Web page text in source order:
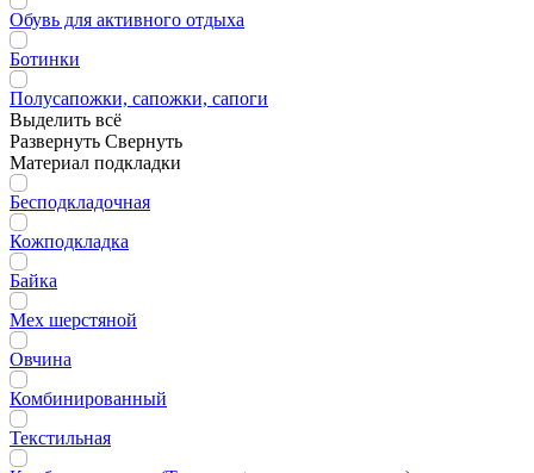
Обувь для активного отдыха
Ботинки
Полусапожки, сапожки, сапоги
Выделить всё
Развернуть Свернуть
Материал подкладки
Бесподкладочная
Кожподкладка
Байка
Мех шерстяной
Овчина
Комбинированный
Текстильная